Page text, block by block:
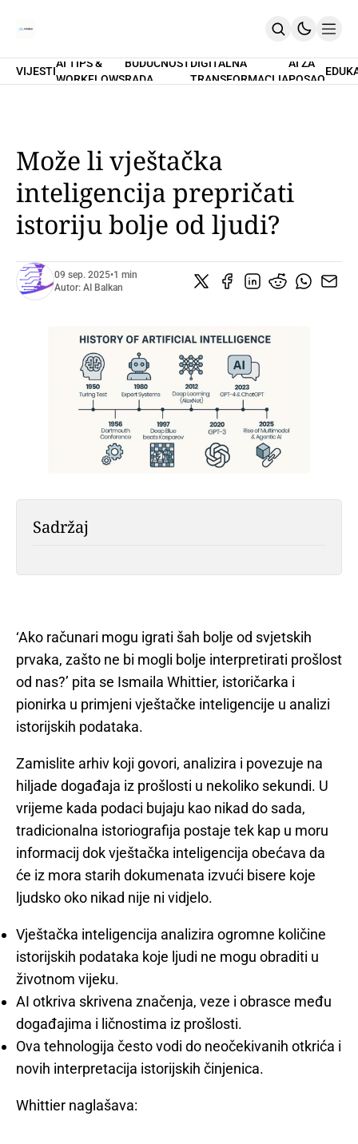
Home
PRETPLATI SE
VIJESTI
AI TIPS &
WORKFLOWS
BUDUĆNOST
RADA
DIGITALNA
TRANSFORMACIJA
AI ZA
POSAO
Može li vještačka
inteligencija prepričati
istoriju bolje od ljudi?
09 sep. 2025•1 min
Autor: AI Balkan
Sadržaj
‘Ako računari mogu igrati šah bolje od svjetskih
prvaka, zašto ne bi mogli bolje interpretirati prošlost
od nas?’ pita se Ismaila Whittier, istoričarka i
pionirka u primjeni vještačke inteligencije u analizi
istorijskih podataka.
Zamislite arhiv koji govori, analizira i povezuje na
hiljade događaja iz prošlosti u nekoliko sekundi. U
vrijeme kada podaci bujaju kao nikad do sada,
tradicionalna istoriografija postaje tek kap u moru
informacij dok vještačka inteligencija obećava da
će iz mora starih dokumenata izvući bisere koje
ljudsko oko nikad nije ni vidjelo.
Vještačka inteligencija analizira ogromne količine
istorijskih podataka koje ljudi ne mogu obraditi u
životnom vijeku.
AI otkriva skrivena značenja, veze i obrasce među
događajima i ličnostima iz prošlosti.
Ova tehnologija često vodi do neočekivanih otkrića i
novih interpretacija istorijskih činjenica.
Whittier naglašava: